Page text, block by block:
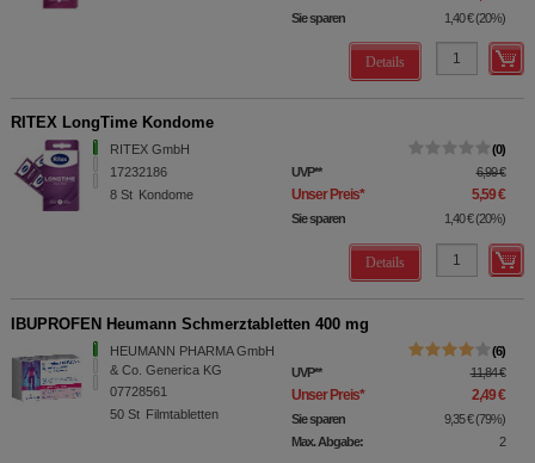
Sie sparen 1,40 € (20%)
Details
RITEX LongTime Kondome
RITEX GmbH
17232186
8 St Kondome
0
UVP** 6,99 €
Unser Preis* 5,59 €
Sie sparen 1,40 € (20%)
Details
IBUPROFEN Heumann Schmerztabletten 400 mg
HEUMANN PHARMA GmbH
& Co. Generica KG
07728561
50 St Filmtabletten
6
UVP** 11,84 €
Unser Preis* 2,49 €
Sie sparen 9,35 € (79%)
Max. Abgabe:
2